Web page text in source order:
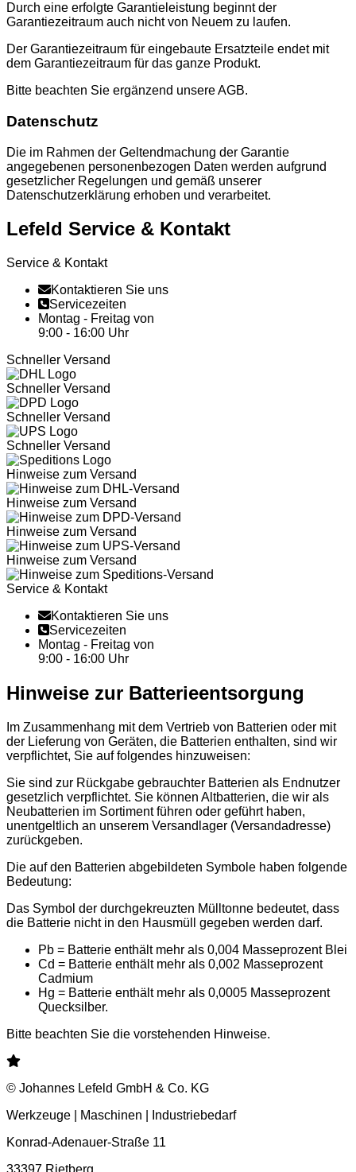
Durch eine erfolgte Garantieleistung beginnt der
Garantiezeitraum auch nicht von Neuem zu laufen.
Der Garantiezeitraum für eingebaute Ersatzteile endet mit
dem Garantiezeitraum für das ganze Produkt.
Bitte beachten Sie ergänzend unsere AGB.
Datenschutz
Die im Rahmen der Geltendmachung der Garantie
angegebenen personenbezogen Daten werden aufgrund
gesetzlicher Regelungen und gemäß unserer
Datenschutzerklärung erhoben und verarbeitet.
Lefeld Service & Kontakt
Service & Kontakt
Kontaktieren Sie uns
Servicezeiten
Montag - Freitag von
9:00 - 16:00 Uhr
Schneller Versand
Schneller Versand
Schneller Versand
Schneller Versand
Hinweise zum Versand
Hinweise zum Versand
Hinweise zum Versand
Hinweise zum Versand
Service & Kontakt
Kontaktieren Sie uns
Servicezeiten
Montag - Freitag von
9:00 - 16:00 Uhr
Hinweise zur Batterieentsorgung
Im Zusammenhang mit dem Vertrieb von Batterien oder mit
der Lieferung von Geräten, die Batterien enthalten, sind wir
verpflichtet, Sie auf folgendes hinzuweisen:
Sie sind zur Rückgabe gebrauchter Batterien als Endnutzer
gesetzlich verpflichtet. Sie können Altbatterien, die wir als
Neubatterien im Sortiment führen oder geführt haben,
unentgeltlich an unserem Versandlager (Versandadresse)
zurückgeben.
Die auf den Batterien abgebildeten Symbole haben folgende
Bedeutung:
Das Symbol der durchgekreuzten Mülltonne bedeutet, dass
die Batterie nicht in den Hausmüll gegeben werden darf.
Pb = Batterie enthält mehr als 0,004 Masseprozent Blei
Cd = Batterie enthält mehr als 0,002 Masseprozent
Cadmium
Hg = Batterie enthält mehr als 0,0005 Masseprozent
Quecksilber.
Bitte beachten Sie die vorstehenden Hinweise.
© Johannes Lefeld GmbH & Co. KG
Werkzeuge | Maschinen | Industriebedarf
Konrad-Adenauer-Straße 11